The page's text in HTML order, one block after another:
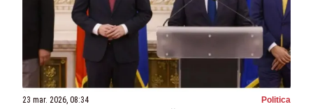
23 mar. 2026, 08:34 Politica